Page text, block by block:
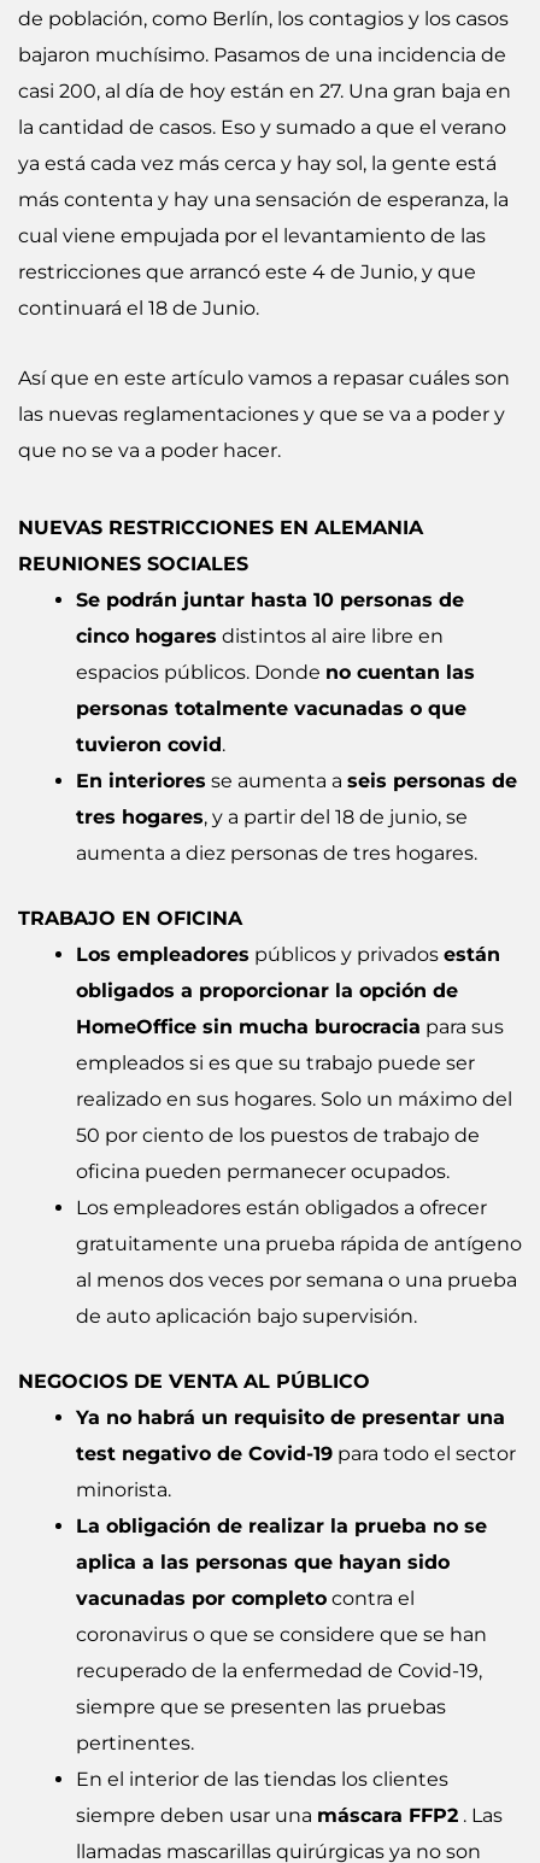
de población, como Berlín, los contagios y los casos
bajaron muchísimo. Pasamos de una incidencia de
casi 200, al día de hoy están en 27. Una gran baja en
la cantidad de casos. Eso y sumado a que el verano
ya está cada vez más cerca y hay sol, la gente está
más contenta y hay una sensación de esperanza, la
cual viene empujada por el levantamiento de las
restricciones que arrancó este 4 de Junio, y que
continuará el 18 de Junio.
Así que en este artículo vamos a repasar cuáles son
las nuevas reglamentaciones y que se va a poder y
que no se va a poder hacer.
NUEVAS RESTRICCIONES EN ALEMANIA
REUNIONES SOCIALES
Se podrán juntar hasta 10 personas de
cinco hogares distintos al aire libre en
espacios públicos. Donde no cuentan las
personas totalmente vacunadas o que
tuvieron covid.
En interiores se aumenta a seis personas de
tres hogares, y a partir del 18 de junio, se
aumenta a diez personas de tres hogares.
TRABAJO EN OFICINA
Los empleadores públicos y privados están
obligados a proporcionar la opción de
HomeOffice sin mucha burocracia para sus
empleados si es que su trabajo puede ser
realizado en sus hogares. Solo un máximo del
50 por ciento de los puestos de trabajo de
oficina pueden permanecer ocupados.
Los empleadores están obligados a ofrecer
gratuitamente una prueba rápida de antígeno
al menos dos veces por semana o una prueba
de auto aplicación bajo supervisión.
NEGOCIOS DE VENTA AL PÚBLICO
Ya no habrá un requisito de presentar una
test negativo de Covid-19 para todo el sector
minorista.
La obligación de realizar la prueba no se
aplica a las personas que hayan sido
vacunadas por completo contra el
coronavirus o que se considere que se han
recuperado de la enfermedad de Covid-19,
siempre que se presenten las pruebas
pertinentes.
En el interior de las tiendas los clientes
siempre deben usar una máscara FFP2 . Las
llamadas mascarillas quirúrgicas ya no son